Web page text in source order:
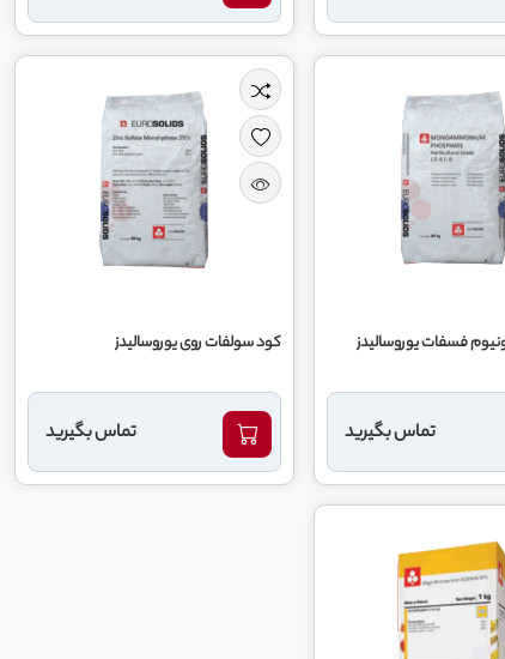
فسفات يوروساليدز
تماس بگیرید
کود سولفات روی يوروساليدز
تماس بگیرید